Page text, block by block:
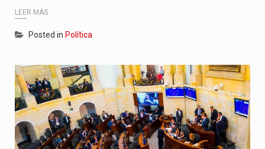
LEER MÁS
Posted in Política